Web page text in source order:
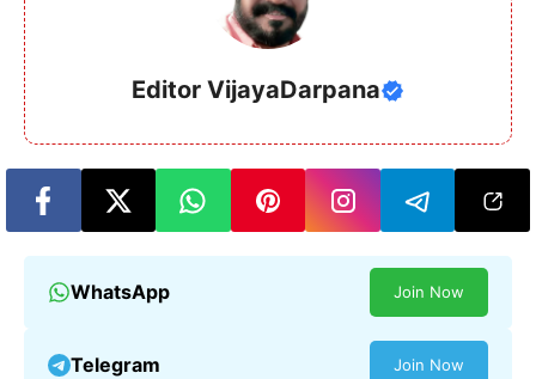
Editor VijayaDarpana
WhatsApp Join Now
Telegram Join Now